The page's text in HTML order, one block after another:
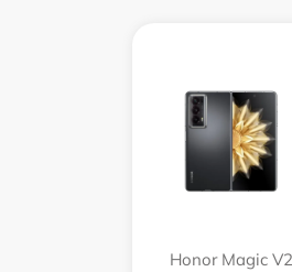
Honor Magic V2